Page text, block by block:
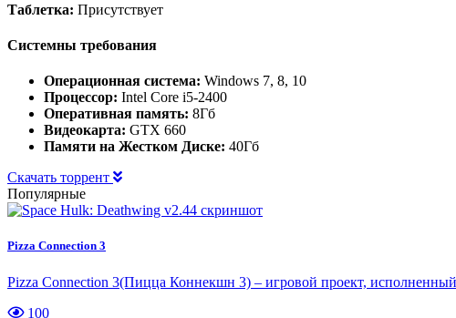
Таблетка: Присутствует
Системны требования
Операционная система: Windows 7, 8, 10
Процессор: Intel Core i5-2400
Оперативная память: 8Гб
Видеокарта: GTX 660
Памяти на Жестком Диске: 40Гб
Скачать торрент
Популярные
Pizza Connection 3
Pizza Connection 3(Пицца Коннекшн 3) – игровой проект, исполненный
100